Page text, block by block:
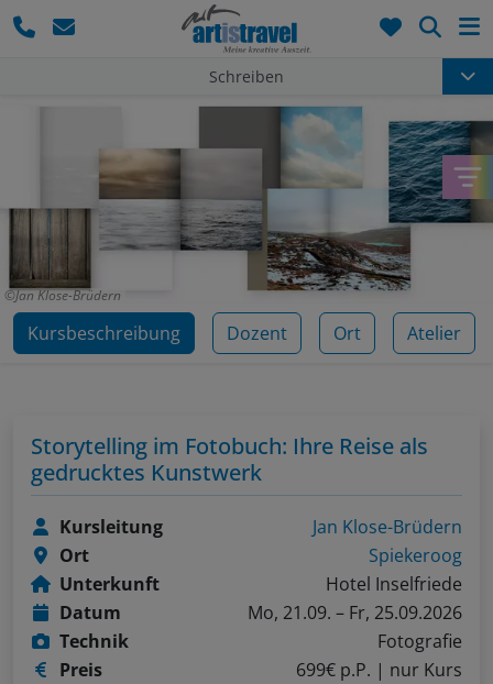
Schreiben
Jan Klose-Brüdern
Kursbeschreibung Dozent Ort Atelier
Storytelling im Fotobuch: Ihre Reise als
gedrucktes Kunstwerk
Kursleitung
Jan Klose-Brüdern
Ort
Spiekeroog
Unterkunft
Hotel Inselfriede
Datum
Mo, 21.09. – Fr, 25.09.2026
Technik
Fotografie
Preis
699€ p.P. | nur Kurs